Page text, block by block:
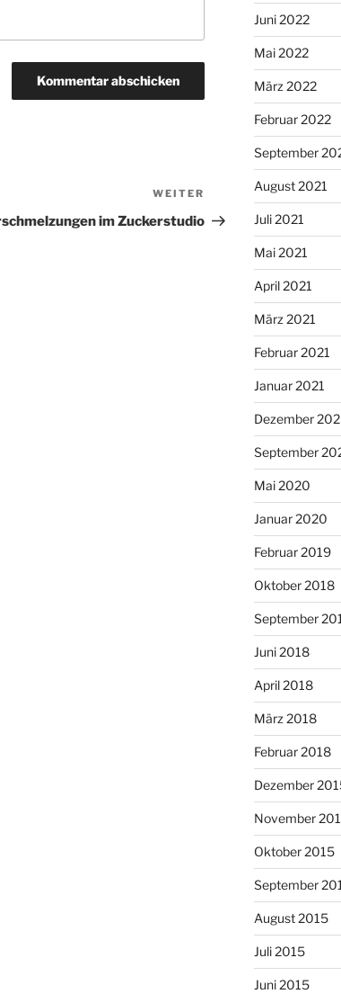
Nächster
Beitrag
WEITER
im Zuckerstudio
Juni 2022
Mai 2022
März 2022
Februar 2022
September
August 2021
Juli 2021
Mai 2021
April 2021
März 2021
Februar 2021
Januar 2021
Dezember
September
Mai 2020
Januar 2020
Februar 2019
Oktober 2018
September
Juni 2018
April 2018
März 2018
Februar 2018
Dezember
November
Oktober 2015
September
August 2015
Juli 2015
Juni 2015